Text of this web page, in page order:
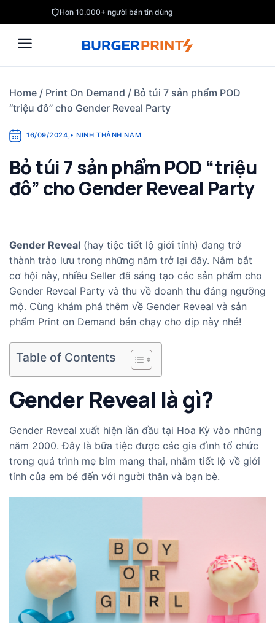
to
content
Hơn 10.000+ người bán tin dùng
Home / Print On Demand / Bỏ túi 7 sản phẩm POD
“triệu đô” cho Gender Reveal Party
16/09/2024,• NINH THÀNH NAM
Bỏ túi 7 sản phẩm POD “triệu
đô” cho Gender Reveal Party
Gender Reveal (hay tiệc tiết lộ giới tính) đang trở
thành trào lưu trong những năm trở lại đây. Nắm bắt
cơ hội này, nhiều Seller đã sáng tạo các sản phẩm cho
Gender Reveal Party và thu về doanh thu đáng ngưỡng
mộ. Cùng khám phá thêm về Gender Reveal và sản
phẩm Print on Demand bán chạy cho dịp này nhé!
Table of Contents
Gender Reveal là gì?
Gender Reveal xuất hiện lần đầu tại Hoa Kỳ vào những
năm 2000. Đây là bữa tiệc được các gia đình tổ chức
trong quá trình mẹ bỉm mang thai, nhằm tiết lộ về giới
tính của em bé đến với người thân và bạn bè.